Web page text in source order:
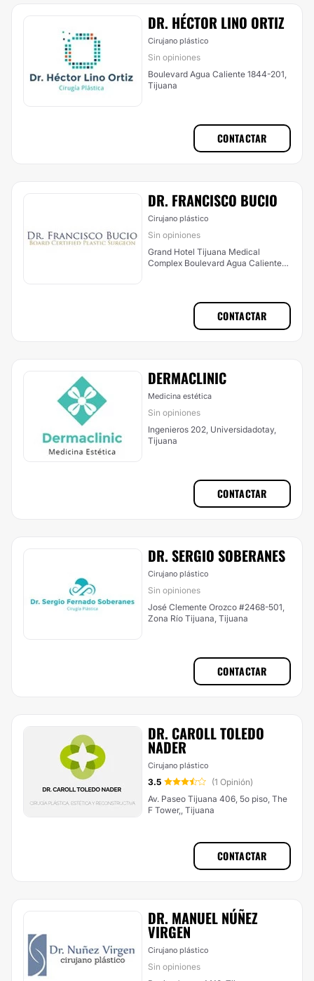
DR. HÉCTOR LINO ORTIZ
Cirujano plástico
Sin opiniones
Boulevard Agua Caliente 1844-201,
Tijuana
CONTACTAR
DR. FRANCISCO BUCIO
Cirujano plástico
Sin opiniones
Grand Hotel Tijuana Medical
Complex Boulevard Agua Caliente
CONTACTAR
DERMACLINIC
Medicina estética
Sin opiniones
Ingenieros 202, Universidadotay,
Tijuana
CONTACTAR
DR. SERGIO SOBERANES
Cirujano plástico
Sin opiniones
José Clemente Orozco #2468-501,
Zona Río Tijuana, Tijuana
CONTACTAR
DR. CAROLL TOLEDO
NADER
Cirujano plástico
3.5
(1 Opinión)
Av. Paseo Tijuana 406, 5o piso, The
F Tower,, Tijuana
CONTACTAR
DR. MANUEL NÚÑEZ
VIRGEN
Cirujano plástico
Sin opiniones